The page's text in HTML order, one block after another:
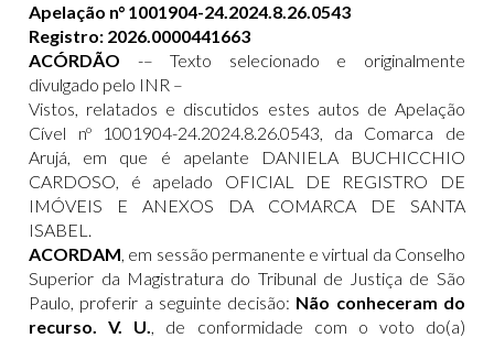
Apelação n° 1001904-24.2024.8.26.0543
Registro: 2026.0000441663
ACÓRDÃO -– Texto selecionado e originalmente
divulgado pelo INR –
Vistos, relatados e discutidos estes autos de Apelação
Cível nº 1001904-24.2024.8.26.0543, da Comarca de
Arujá, em que é apelante DANIELA BUCHICCHIO
CARDOSO, é apelado OFICIAL DE REGISTRO DE
IMÓVEIS E ANEXOS DA COMARCA DE SANTA
ISABEL.
ACORDAM, em sessão permanente e virtual da Conselho
Superior da Magistratura do Tribunal de Justiça de São
Paulo, proferir a seguinte decisão: Não conheceram do
recurso. V. U., de conformidade com o voto do(a)